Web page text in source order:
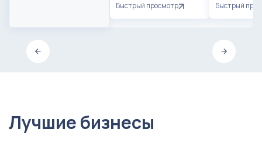
Быстрый просмотр Быстрый
Лучшие бизнесы